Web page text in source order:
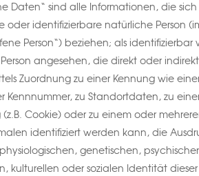
Daten“ sind alle Informationen, die
oder identifizierbare natürliche Person
Person“) beziehen; als identifizierbar
angesehen, die direkt oder
Zuordnung zu einer Kennung wie
Kennnummer, zu Standortdaten, zu
Cookie) oder zu einem oder
identifiziert werden kann, die
genetischen,
kulturellen oder sozialen Identität dieser